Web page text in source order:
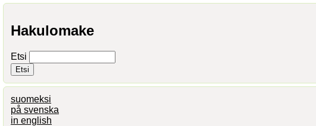
Hakulomake
Etsi
suomeksi
på svenska
in english